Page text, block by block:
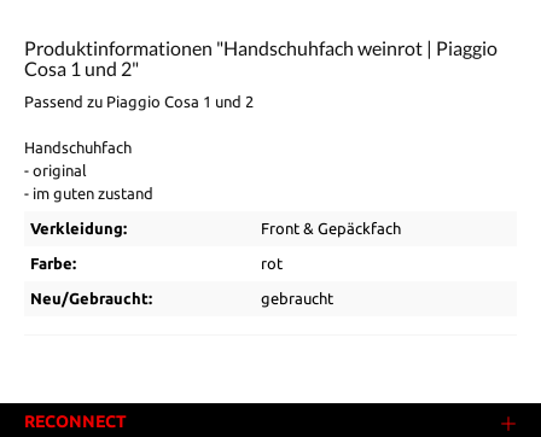
Produktinformationen "Handschuhfach weinrot | Piaggio
Cosa 1 und 2"
Passend zu Piaggio Cosa 1 und 2
Handschuhfach
- original
- im guten zustand
Verkleidung: Front & Gepäckfach
Farbe: rot
Neu/Gebraucht: gebraucht
RECONNECT